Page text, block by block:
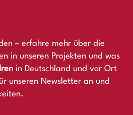
– erfahre mehr über die
in unseren Projekten und was
in Deutschland und vor Ort
unseren Newsletter an und